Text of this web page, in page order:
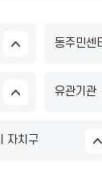
동주민센
유관기관
자치구